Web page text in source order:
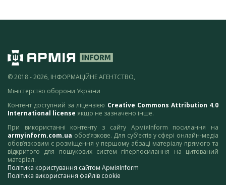
© 2018 - 2026, ІНФОРМАЦІЙНЕ АГЕНТСТВО,
Міністерство оборони України
Контент доступний за ліцензією Creative Commons Attribution 4.0
International license якщо не зазначено інше.
При використанні контенту з сайту АрміяInform посилання на
armyinform.com.ua обов’язкове. Для суб’єктів у сфері онлайн-медіа
обов’язковим є розміщення у першому абзаці матеріалу прямого та
відкритого для пошукових систем гіперпосилання на цитований
матеріал.
Політика користування сайтом АрміяInform
Політика використання файлів cookie